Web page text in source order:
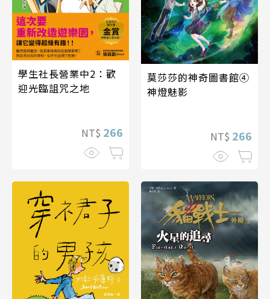
學生社長營業中2：歡
迎光臨詛咒之地
NT$ 266
莫莎莎的神奇圖書館④
神燈魅影
NT$ 266